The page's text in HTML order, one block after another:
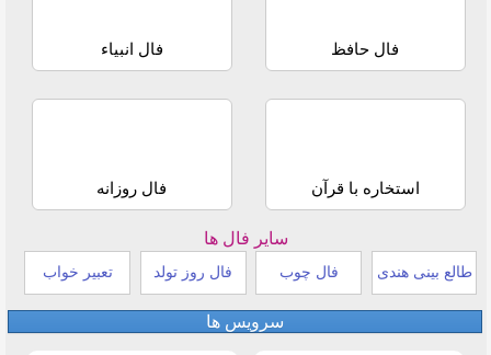
فال حافظ فال انبیاء
استخاره با قرآن فال روزانه
سایر فال ها
طالع بینی هندی فال چوب فال روز تولد تعبیر خواب
سرویس ها